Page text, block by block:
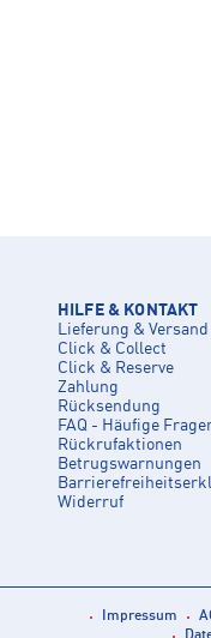
HILFE & KONTAKT
Lieferung & Versand
Click & Collect
Click & Reserve
Zahlung
Rücksendung
FAQ - Häufige
Rückrufaktionen
Betrugswarnungen
Widerruf
Impressum